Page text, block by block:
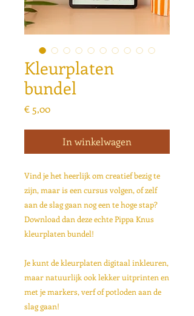
Kleurplaten
bundel
€ 5,00Prijs
In winkelwagen
Vind je het heerlijk om creatief bezig te
zijn, maar is een cursus volgen, of zelf
aan de slag gaan nog een te hoge stap?
Download dan deze echte Pippa Knus
kleurplaten bundel!
Je kunt de kleurplaten digitaal inkleuren,
maar natuurlijk ook lekker uitprinten en
met je markers, verf of potloden aan de
slag gaan!